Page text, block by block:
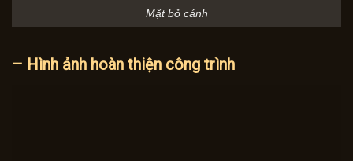
Mặt bỏ cánh
– Hình ảnh hoàn thiện công trình